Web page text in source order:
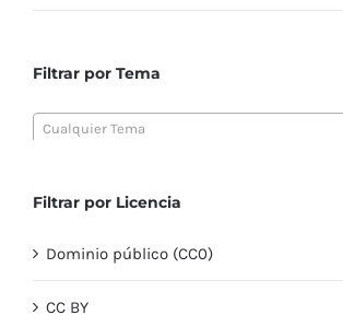
Filtrar por Tema
Cualquier Tema
Filtrar por Licencia
Dominio público (CC0)
CC BY